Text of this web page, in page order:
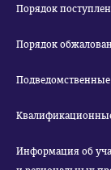
Порядок
Порядок
Информация об